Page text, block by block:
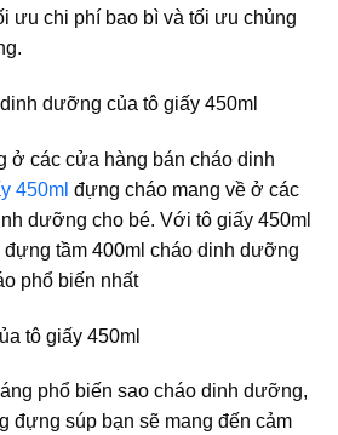
ưu chi phí bao bì và tối ưu chủng
dưỡng của tô giấy 450ml
ở các cửa hàng bán cháo dinh
450ml đựng cháo mang về ở các
dưỡng cho bé. Với tô giấy 450ml
tầm 400ml cháo dinh dưỡng
phổ biến nhất
tô giấy 450ml
phổ biến sao cháo dinh dưỡng,
đựng súp bạn sẽ mang đến cảm